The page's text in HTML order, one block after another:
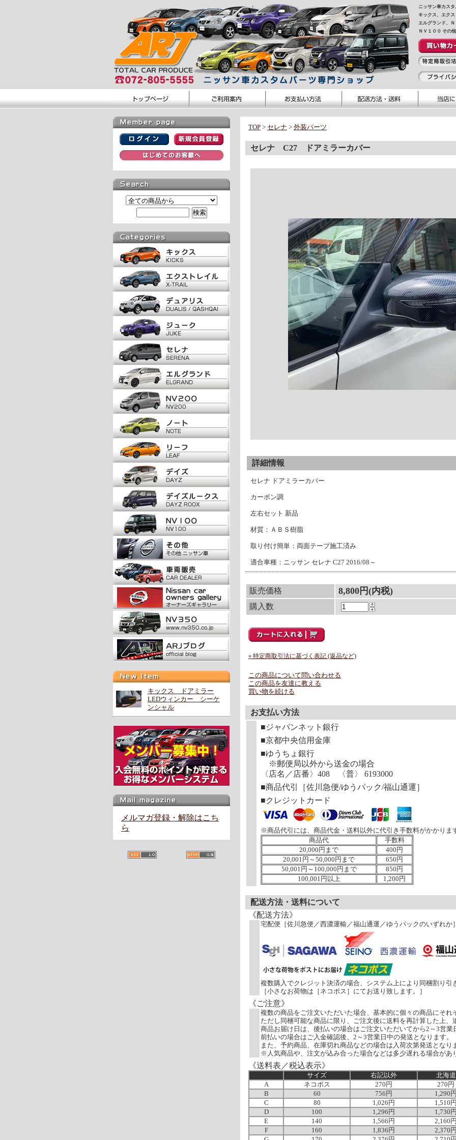
ニッサン車カス
キックス、エク
エルグランド、
ＮＶ１００ その
キックス ドアミラー
LEDウィンカー シーケ
ンシャル
メルマガ登録・解除はこち
ら
TOP > セレナ > 外装パーツ
セレナ C27 ドアミラーカバー
詳細情報
セレナ ドアミラーカバー
カーボン調
左右セット 新品
材質：ＡＢＳ樹脂
取り付け簡単：両面テープ施工済み
適合車種：ニッサン セレナ C27 2016/08～
販売価格 8,800円(内税)
購入数
» 特定商取引法に基づく表記 (返品など)
この商品について問い合わせる
この商品を友達に教える
買い物を続ける
お支払い方法
■ジャパンネット銀行
■京都中央信用金庫
■ゆうちょ銀行
※郵便局以外から送金の場合
〈店名／店番〉408 〈普〉 6193000
■商品代引［佐川急便/ゆうパック/福山通運］
■クレジットカード
※商品代引には、商品代金・送料以外に代引き手数料がかかりま
商品代
手数料
20,000円まで
400円
20,001円～50,000円まで
650円
50,001円～100,000円まで
850円
100,001円以上
1,200円
配送方法・送料について
《配送方法》
宅配便［佐川急便／西濃運輸／福山通運／ゆうパックのいずれか
複数購入でクレジット決済の場合、システム上により同梱割り
［小さなお荷物は［ネコポス］にてお送り致します。］
《ご注意》
複数の商品をご注文いただいた場合、基本的に個々の商品にそれ
ただし同梱可能な商品に限り、ご注文後に送料を再計算した上、
商品お届け日は、後払いの場合はご注文いただいてから2～3営業
前払いの場合はご入金確認後、2～3営業日中の発送となります。
また、予約商品、在庫切れ商品などの場合は入荷次第発送となり
※人気商品や、注文が込み合った場合などは多少遅れる場合があ
《送料表／税込表示》
サイズ 右記以外
北海道
A
ネコポス 270円
270円
B
60 756円
1,290
C
80 1,026円
1,510
D
100 1,296円
1,730
E
140 1,566円
2,160
F
160 1,836円
2,370